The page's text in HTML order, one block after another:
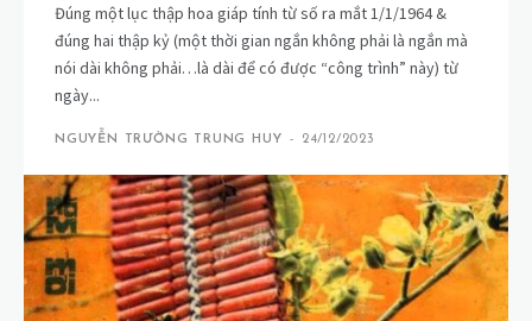
Đúng một lục thập hoa giáp tính từ số ra mắt 1/1/1964 &
đúng hai thập kỷ (một thời gian ngắn không phải là ngắn mà
nói dài không phải…là dài để có được “công trình” này) từ
ngày...
NGUYỄN TRƯỜNG TRUNG HUY - 24/12/2023